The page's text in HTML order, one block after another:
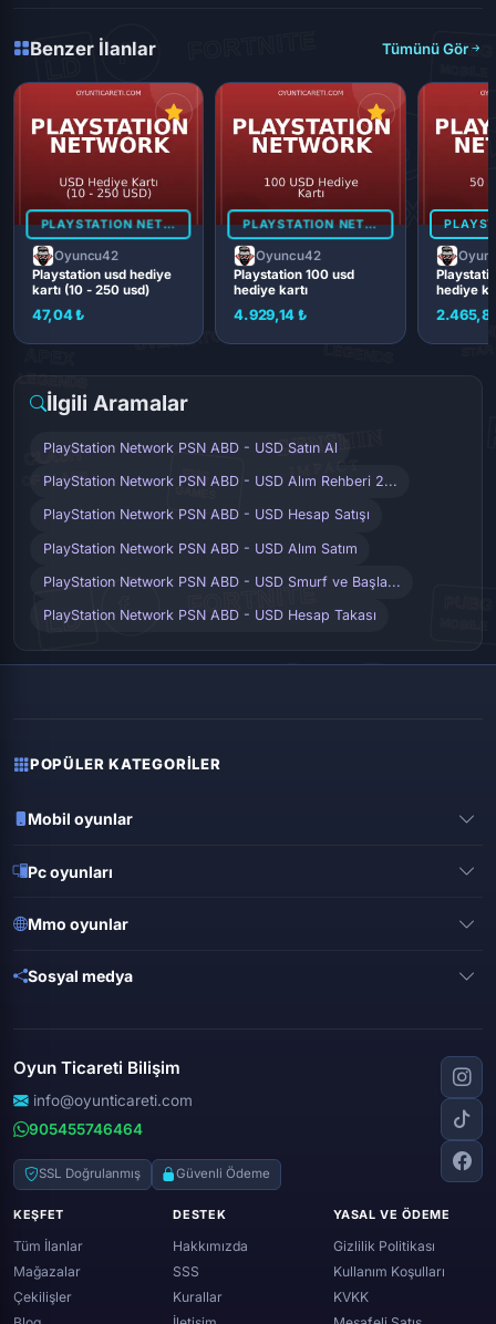
Benzer İlanlar Tümünü Gör
PLAYSTATION NETWORK
Oyuncu42
Playstation usd hediye
kartı (10 - 250 usd)
47,04 ₺
PLAYSTATION NETWORK
Oyuncu42
Playstation 100 usd
hediye kartı
4.929,14 ₺
hediye
İlgili Aramalar
PlayStation Network PSN ABD - USD Satın Al
PlayStation Network PSN ABD - USD Alım Rehberi 2...
PlayStation Network PSN ABD - USD Hesap Satışı
PlayStation Network PSN ABD - USD Alım Satım
PlayStation Network PSN ABD - USD Smurf ve Başla...
PlayStation Network PSN ABD - USD Hesap Takası
POPÜLER KATEGORILER
Mobil oyunlar
Mobile legends
Free fire
Minecraft
Pc oyunları
Gta online
Lost ark
World of warcraft
Zula
Mmo oyunlar
Wolfteam
Black desert online
Genshin ımpact
Sosyal medya
Discord
Youtube
Twitter (x)
Spotify
Oyun Ticareti Bilişim
info@oyunticareti.com
905455746464
SSL Doğrulanmış Güvenli Ödeme
KEŞFET
Tüm İlanlar
Mağazalar
Çekilişler
DESTEK
Hakkımızda
SSS
Kurallar
YASAL VE ÖDEME
Gizlilik Politikası
Kullanım Koşulları
KVKK